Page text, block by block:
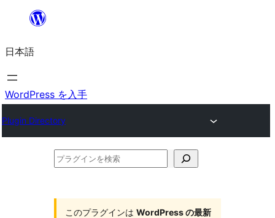
を
ス
キ
プ
日本語
WordPress を入手
Plugin Directory
プ
このプラグインは WordPress の最新